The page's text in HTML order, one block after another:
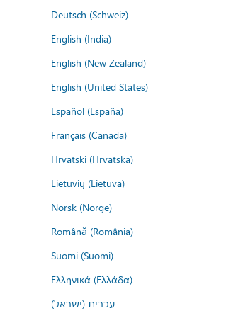
Deutsch (Schweiz)
English (India)
English (New Zealand)
English (United States)
Español (España)
Français (Canada)
Hrvatski (Hrvatska)
Lietuvių (Lietuva)
Norsk (Norge)
Română (România)
Suomi (Suomi)
Ελληνικά (Ελλάδα)
עברית (ישראל)